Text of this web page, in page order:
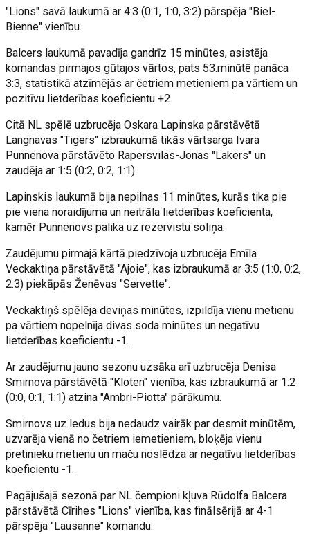
"Lions" savā laukumā ar 4:3 (0:1, 1:0, 3:2) pārspēja "Biel-
Bienne" vienību.
Balcers laukumā pavadīja gandrīz 15 minūtes, asistēja
komandas pirmajos gūtajos vārtos, pats 53.minūtē panāca
3:3, statistikā atzīmējās ar četriem metieniem pa vārtiem un
pozitīvu lietderības koeficientu +2.
Citā NL spēlē uzbrucēja Oskara Lapinska pārstāvētā
Langnavas "Tigers" izbraukumā tikās vārtsarga Ivara
Punnenova pārstāvēto Rapersvilas-Jonas "Lakers" un
zaudēja ar 1:5 (0:2, 0:2, 1:1).
Lapinskis laukumā bija nepilnas 11 minūtes, kurās tika pie
pie viena noraidījuma un neitrāla lietderības koeficienta,
kamēr Punnenovs palika uz rezervistu soliņa.
Zaudējumu pirmajā kārtā piedzīvoja uzbrucēja Emīla
Veckaktiņa pārstāvētā "Ajoie", kas izbraukumā ar 3:5 (1:0, 0:2,
2:3) piekāpās Ženēvas "Servette".
Veckaktiņš spēlēja deviņas minūtes, izpildīja vienu metienu
pa vārtiem nopelnīja divas soda minūtes un negatīvu
lietderības koeficientu -1.
Ar zaudējumu jauno sezonu uzsāka arī uzbrucēja Denisa
Smirnova pārstāvētā "Kloten" vienība, kas izbraukumā ar 1:2
(0:0, 0:1, 1:1) atzina "Ambri-Piotta" pārākumu.
Smirnovs uz ledus bija nedaudz vairāk par desmit minūtēm,
uzvarēja vienā no četriem iemetieniem, bloķēja vienu
pretinieku metienu un maču noslēdza ar negatīvu lietderības
koeficientu -1.
Pagājušajā sezonā par NL čempioni kļuva Rūdolfa Balcera
pārstāvētā Cīrihes "Lions" vienība, kas finālsērijā ar 4-1
pārspēja "Lausanne" komandu.